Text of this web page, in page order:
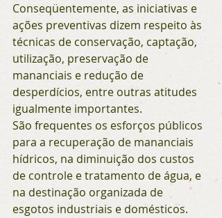
Conseqüentemente, as iniciativas e
ações preventivas dizem respeito às
técnicas de conservação, captação,
utilização, preservação de
mananciais e redução de
desperdícios, entre outras atitudes
igualmente importantes.
São frequentes os esforços públicos
para a recuperação de mananciais
hídricos, na diminuição dos custos
de controle e tratamento de água, e
na destinação organizada de
esgotos industriais e domésticos.